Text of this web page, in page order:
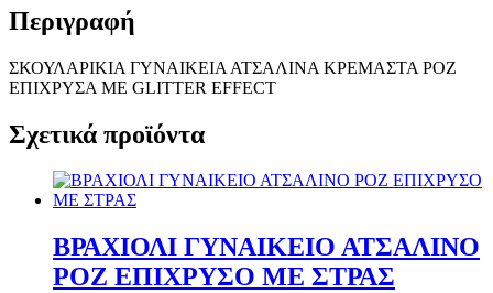
Περιγραφή
ΣΚΟΥΛΑΡΙΚΙΑ ΓΥΝΑΙΚΕΙΑ ΑΤΣΑΛΙΝΑ ΚΡΕΜΑΣΤΑ ΡΟΖ
ΕΠΙΧΡΥΣΑ ΜΕ GLITTER EFFECT
Σχετικά προϊόντα
ΒΡΑΧΙΟΛΙ ΓΥΝΑΙΚΕΙΟ ΑΤΣΑΛΙΝΟ
ΡΟΖ ΕΠΙΧΡΥΣΟ ΜΕ ΣΤΡΑΣ